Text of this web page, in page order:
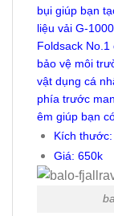
bụi giúp bạn
liệu vải G-
Foldsack
bảo vệ môi
vật dụng cá
phía trước
êm giúp bạn
Kích thước:
Giá: 650k